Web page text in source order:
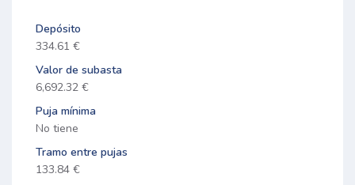
Depósito
334.61 €
Valor de subasta
6,692.32 €
Puja mínima
No tiene
Tramo entre pujas
133.84 €